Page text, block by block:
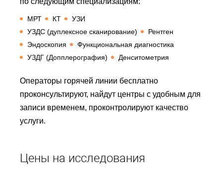
МРТ КТ
УЗИ
УЗДС (дуплексное сканирование)
Рентген
Эндоскопия
Функциональная диагностика
УЗДГ (Допплерография)
Денситометрия
Операторы горячей линии бесплатно
проконсультируют, найдут центры с удобным для
записи временем, проконтролируют качество
услуги.
Цены на исследования